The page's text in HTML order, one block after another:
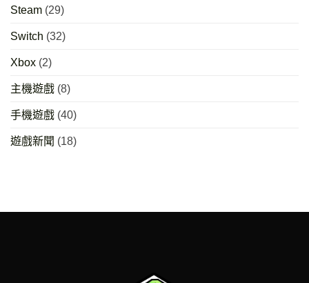
Steam (29)
Switch (32)
Xbox (2)
主機遊戲 (8)
手機遊戲 (40)
遊戲新聞 (18)